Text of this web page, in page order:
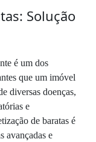
Solução
é um dos
que um imóvel
diversas doenças,
e
de baratas é
avançadas e